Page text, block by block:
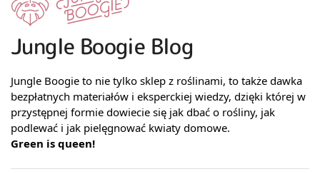
Jungle Boogie Blog
Jungle Boogie to nie tylko sklep z roślinami, to także dawka
bezpłatnych materiałów i eksperckiej wiedzy, dzięki której w
przystępnej formie dowiecie się jak dbać o rośliny, jak
podlewać i jak pielęgnować kwiaty domowe.
Green is queen!